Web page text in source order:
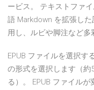
ービス。 テキストファ
語 Markdown を拡張し
用し、ルビや脚注など多
EPUB ファイルを選択す
の形式を選択します（約
る）。 EPUB ファイル